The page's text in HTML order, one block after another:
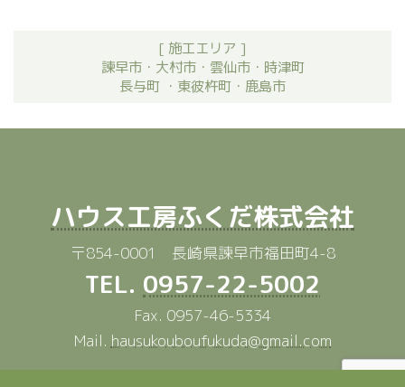
[ 施工エリア ]
諫早市・大村市・雲仙市・時津町
長与町 ・東彼杵町・鹿島市
ハウス工房ふくだ株式会社
〒854-0001 長崎県諫早市福田町4-8
TEL. 0957-22-5002
Fax. 0957-46-5334
Mail. hausukouboufukuda@gmail.com